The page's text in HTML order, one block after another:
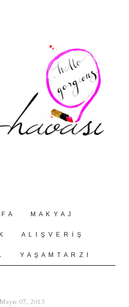
A M A K Y A J
A L I Ş V E R İ Ş
Y A Ş A M T A R Z I
07, 2013